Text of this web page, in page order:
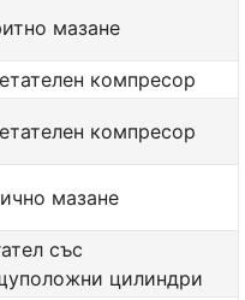
мазане
компресор
компресор
мазане
със
цилиндри